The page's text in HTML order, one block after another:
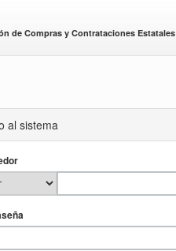
de Compras y Contrataciones Estatales
al sistema